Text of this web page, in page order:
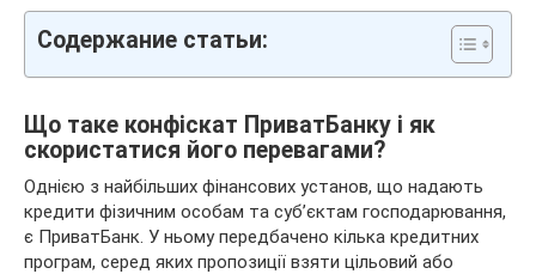
Содержание статьи:
Що таке конфіскат ПриватБанку і як
скористатися його перевагами?
Однією з найбільших фінансових установ, що надають
кредити фізичним особам та суб’єктам господарювання,
є ПриватБанк. У ньому передбачено кілька кредитних
програм, серед яких пропозиції взяти цільовий або